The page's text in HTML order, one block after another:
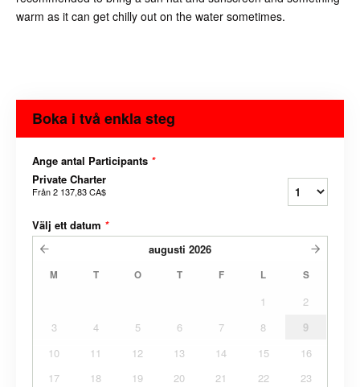
warm as it can get chilly out on the water sometimes.
Boka i två enkla steg
Ange antal Participants *
Private Charter
Från2 137,83 CA$
Välj ett datum *
augusti 2026
M T O T F L S
1
2
3
4 5 6 7 8
9
10
11 12 13 14 15
16
17
18 19 20 21 22
23